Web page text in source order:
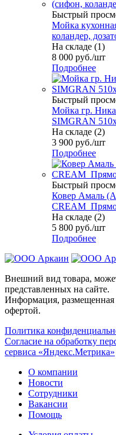
Быстрый
Мойка
коландер,
На складе (1)
8 000 руб./шт
Подробнее
Быстрый
Мойка гр.
SIMGRAN
На складе (2)
3 900 руб./шт
Подробнее
Быстрый
Ковер Амаль
На складе (2)
5 800 руб./шт
Подробнее
Внешний вид товара,
представленных на сайте.
Информация, размещенная
офертой.
Политика
Согласие на обработку
сервиса «Яндекс.Метрика»
О компании
Новости
Сотрудники
Вакансии
Помощь